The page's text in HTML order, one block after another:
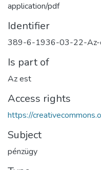
application/pdf
Identifier
389-6-1936-03-22-
Is part of
Az est
Access rights
https://
Subject
pénzügy